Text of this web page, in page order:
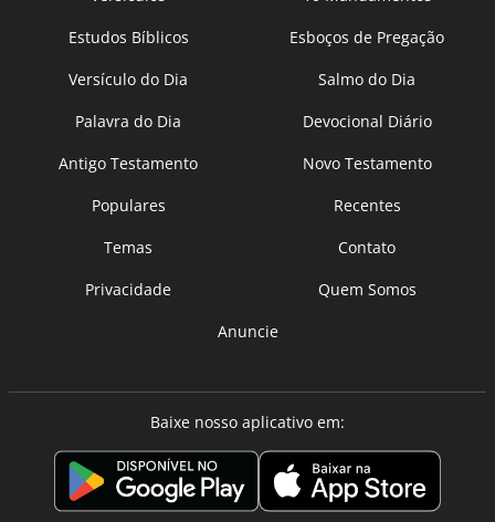
Estudos Bíblicos
Esboços de Pregação
Versículo do Dia
Salmo do Dia
Palavra do Dia
Devocional Diário
Antigo Testamento
Novo Testamento
Populares
Recentes
Temas
Contato
Privacidade
Quem Somos
Anuncie
Baixe nosso aplicativo em: